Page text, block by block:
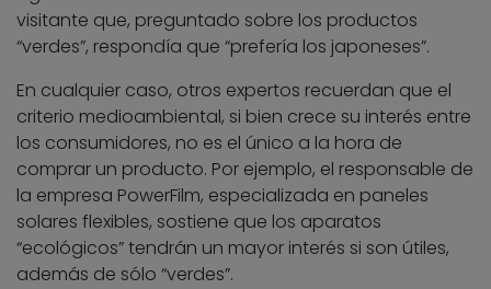
visitante que, preguntado sobre los productos
“verdes”, respondía que “prefería los japoneses”.
En cualquier caso, otros expertos recuerdan que el
criterio medioambiental, si bien crece su interés entre
los consumidores, no es el único a la hora de
comprar un producto. Por ejemplo, el responsable de
la empresa PowerFilm, especializada en paneles
solares flexibles, sostiene que los aparatos
“ecológicos” tendrán un mayor interés si son útiles,
además de sólo “verdes”.